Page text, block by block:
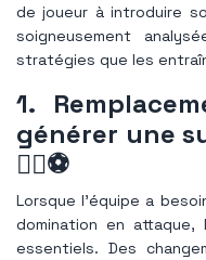
de joueur à introduire
soigneusement
stratégies que les
1.
générer une
🏃‍♂️⚽️
Lorsque l’équipe a
domination en
essentiels. Des